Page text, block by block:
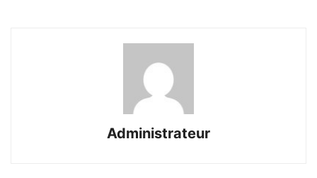
Administrateur